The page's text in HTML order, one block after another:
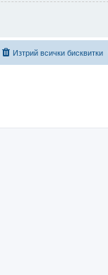
Изтрий всички бисквитки